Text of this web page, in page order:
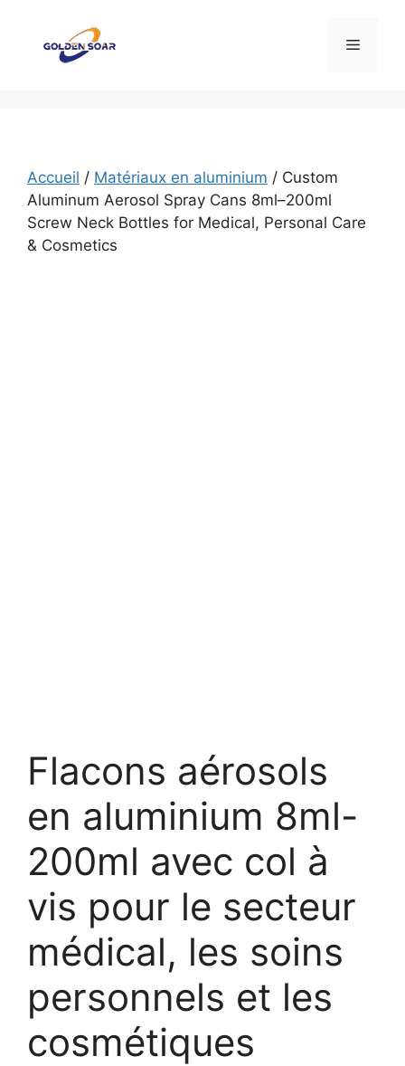
contenu
Menu
Accueil / Matériaux en aluminium / Custom
Aluminum Aerosol Spray Cans 8ml–200ml
Screw Neck Bottles for Medical, Personal Care
& Cosmetics
Flacons aérosols
en aluminium 8ml-
200ml avec col à
vis pour le secteur
médical, les soins
personnels et les
cosmétiques